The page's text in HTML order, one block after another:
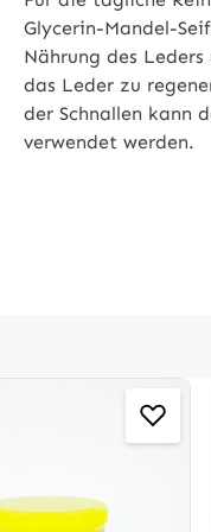
Glycerin-Mandel-
Nährung des
das Leder zu
der Schnallen kann
verwendet werden.